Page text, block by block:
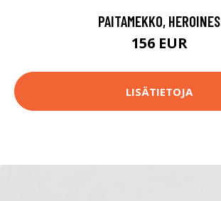
PAITAMEKKO, HEROINES
156 EUR
LISÄTIETOJA